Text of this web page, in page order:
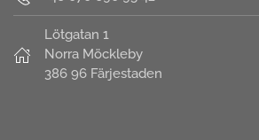
Lötgatan 1
Norra Möckleby
386 96 Färjestaden